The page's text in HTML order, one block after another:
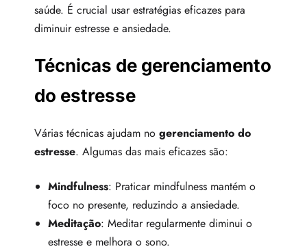
saúde. É crucial usar estratégias eficazes para
diminuir estresse e ansiedade.
Técnicas de gerenciamento
do estresse
Várias técnicas ajudam no gerenciamento do
estresse. Algumas das mais eficazes são:
Mindfulness: Praticar mindfulness mantém o
foco no presente, reduzindo a ansiedade.
Meditação: Meditar regularmente diminui o
estresse e melhora o sono.